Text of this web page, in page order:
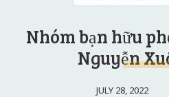
Nhóm bạn hữu
Nguyễn
JULY 28, 2022